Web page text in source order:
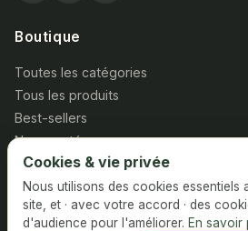
Boutique
Toutes les catégories
Tous les produits
Best-sellers
Nouveautés
Aide
Contact
Cookies & vie privée
Nous utilisons des cookies essentiels
site, et · avec votre accord · des
d'audience pour l'améliorer. En savoir